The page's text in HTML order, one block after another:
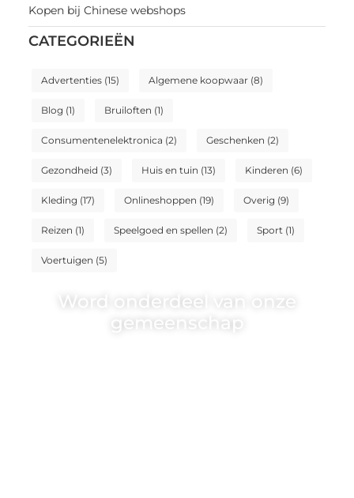
Kopen bij Chinese webshops
CATEGORIEËN
Advertenties(15) Algemene koopwaar(8)
Blog (1) Bruiloften (1)
Consumentenelektronica (2) Geschenken (2)
Gezondheid (3) Huis en tuin (13) Kinderen (6)
Kleding (17) Onlineshoppen (19) Overig (9)
Reizen (1) Speelgoed en spellen (2) Sport(1)
Voertuigen (5)
Word onderdeel van onze
gemeenschap